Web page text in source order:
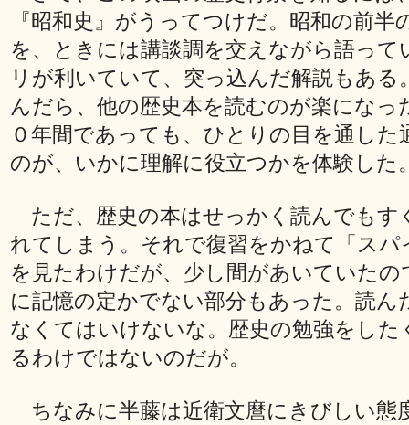
『昭和史』がうってつけだ。昭和の前半
を、ときには講談調を交えながら語って
リが利いていて、突っ込んだ解説もある
んだら、他の歴史本を読むのが楽になっ
０年間であっても、ひとりの目を通した
のが、いかに理解に役立つかを体験した
ただ、歴史の本はせっかく読んでもす
れてしまう。それで復習をかねて「スパ
を見たわけだが、少し間があいていたの
に記憶の定かでない部分もあった。読ん
なくてはいけないな。歴史の勉強をした
るわけではないのだが。
ちなみに半藤は近衛文麿にきびしい態